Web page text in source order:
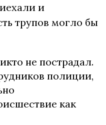
и
трупов могло бы
не пострадал.
полиции,
как